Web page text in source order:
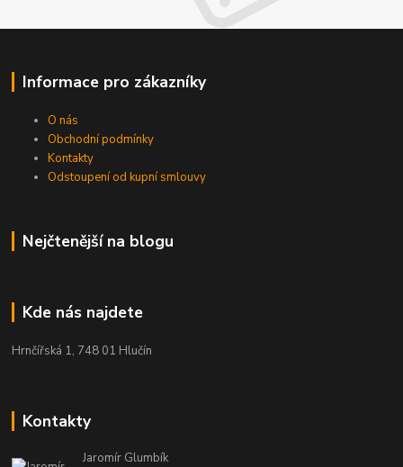
Informace pro zákazníky
O nás
Obchodní podmínky
Kontakty
Odstoupení od kupní smlouvy
Nejčtenější na blogu
Kde nás najdete
Hrnčířská 1, 748 01 Hlučín
Kontakty
Jaromír Glumbík